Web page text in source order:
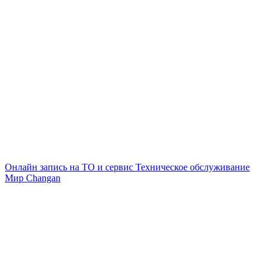
Онлайн запись на ТО и сервис Техническое обслуживание
Мир Changan